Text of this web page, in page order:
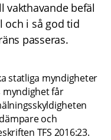
vakthavande befäl
och i så god tid
passeras.
statliga myndigheter
får
och
TFS 2016:23.